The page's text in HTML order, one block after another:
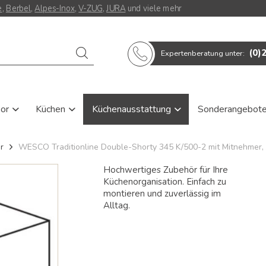
, Berbel,Alpes-Inox,V-ZUG,JURAund viele mehr
Verwende
Pfeile
oben
und
unten,
um
verfügbare
auszuwählen.
Drücke
die
Eingabetaste,
Expertenberatung unter:
Küchen Küchenausstattung Sonderangebote
WESCO Traditionline Double-Shorty 345 K/500-2 mit
Hochwertiges Zubehör für Ihre
Küchenorganisation. Einfach zu
montieren und zuverlässig im
Alltag.